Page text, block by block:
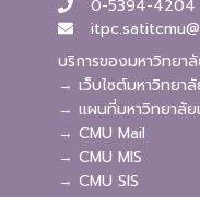
0-5394-4204
บริการของมหาวิทยา
→ เว็บไซต์มหาวิทยาลั
→ แผนที่มหาวิทยาลัย
→ CMU Mail
→ CMU MIS
→ CMU SIS